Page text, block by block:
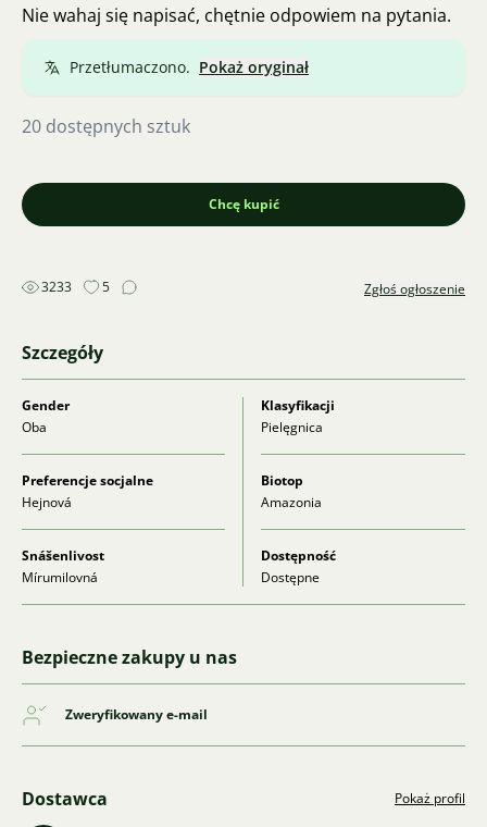
Nie wahaj się napisać, chętnie odpowiem na pytania.
Przetłumaczono. Pokaż oryginał
20 dostępnych sztuk
Chcę kupić
3233 5 Zgłoś ogłoszenie
Szczegóły
Gender
Oba
Klasyfikacji
Pielęgnica
Preferencje socjalne
Hejnová
Biotop
Amazonia
Snášenlivost
Mírumilovná
Dostępność
Dostępne
Bezpieczne zakupy u nas
Zweryfikowany e-mail
Dostawca Pokaż profil